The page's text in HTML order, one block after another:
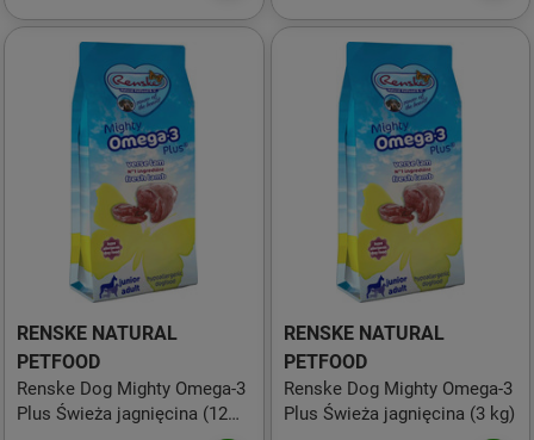
RENSKE NATURAL
PETFOOD
Renske Dog Mighty Omega-3
Plus Świeża jagnięcina (12
RENSKE NATURAL
PETFOOD
Renske Dog Mighty Omega-3
Plus Świeża jagnięcina (3 kg)